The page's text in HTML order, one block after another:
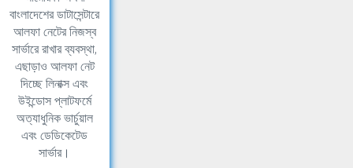
বাংলাদেশের ডাটাসেন্টারে
আলফা নেটের নিজস্ব
সার্ভারে রাখার ব্যবস্থা,
এছাড়াও আলফা নেট
দিচ্ছে লিনাক্স এবং
উইন্ডোস প্লাটফর্মে
অত্যাধুনিক ভার্চুয়াল
এবং ডেডিকেটেড
সার্ভার।